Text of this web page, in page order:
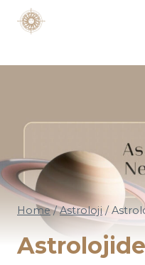
Skip
Home / Astroloji /